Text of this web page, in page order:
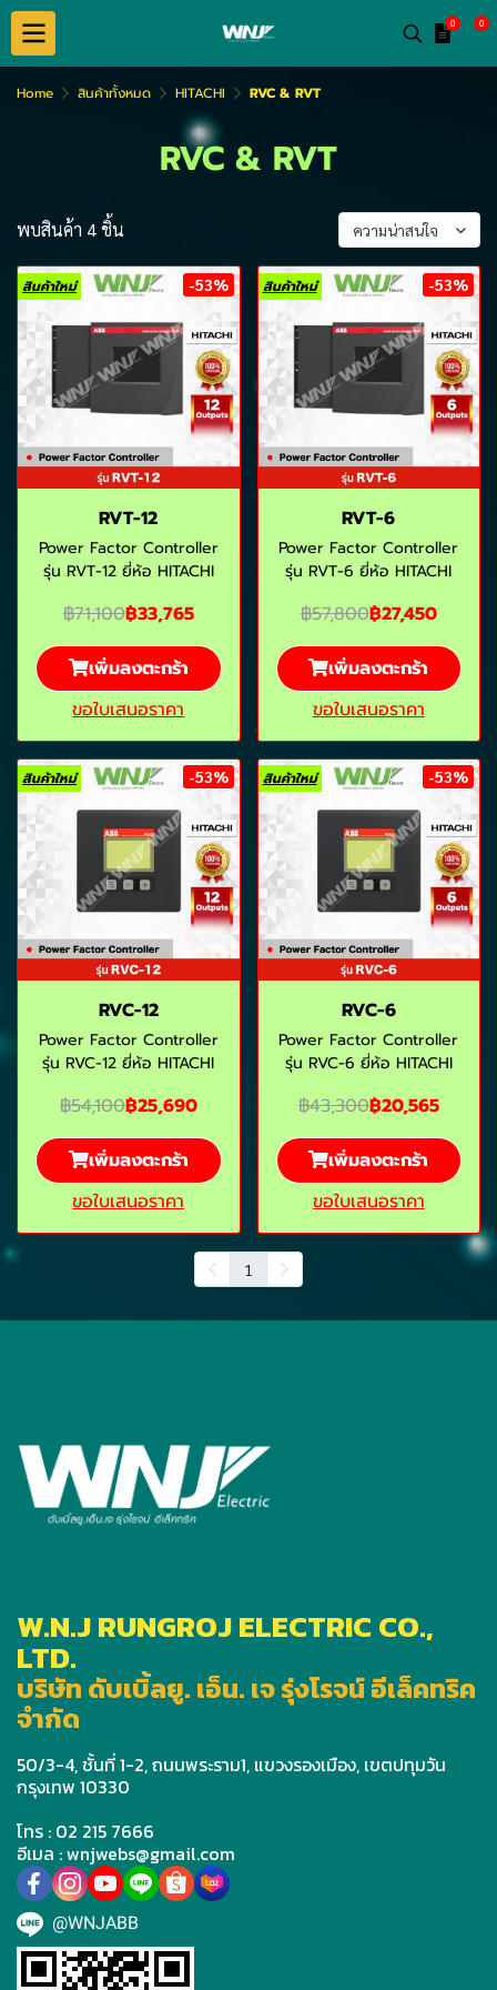
0 0
Home สินค้าทั้งหมด HITACHI RVC & RVT
RVC & RVT
พบสินค้า 4 ชิ้น ความน่าสนใจ
สินค้าใหม่ -53%
RVT-12
Power Factor Controller
รุ่น RVT-12 ยี่ห้อ HITACHI
฿71,100฿33,765
เพิ่มลงตะกร้า
ขอใบเสนอราคา
สินค้าใหม่ -53%
RVT-6
Power Factor Controller
รุ่น RVT-6 ยี่ห้อ HITACHI
฿57,800฿27,450
เพิ่มลงตะกร้า
ขอใบเสนอราคา
สินค้าใหม่ -53%
RVC-12
Power Factor Controller
รุ่น RVC-12 ยี่ห้อ HITACHI
฿54,100฿25,690
เพิ่มลงตะกร้า
ขอใบเสนอราคา
สินค้าใหม่ -53%
RVC-6
Power Factor Controller
รุ่น RVC-6 ยี่ห้อ HITACHI
฿43,300฿20,565
เพิ่มลงตะกร้า
ขอใบเสนอราคา
1
W.N.J RUNGROJ ELECTRIC CO.,
LTD.
บริษัท ดับเบิ้ลยู. เอ็น. เจ รุ่งโรจน์ อีเล็คทริค
จำกัด
50/3-4, ชั้นที่ 1-2, ถนนพระราม1, แขวงรองเมือง, เขตปทุมวัน
กรุงเทพ 10330
โทร : 02 215 7666
อีเมล : wnjwebs@gmail.com
@WNJABB